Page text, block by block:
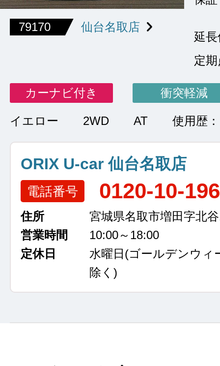
79170 仙台名取店
延
定
カーナビ付き 衝突軽減
イエロー 2WD AT 使用歴
ORIX U-car 仙台名取店
電話番号 0120-10-
住所
宮城県名取市増田字北
営業時間
10:00～18:00
定休日
水曜日 (ゴールデンウィ
除く)